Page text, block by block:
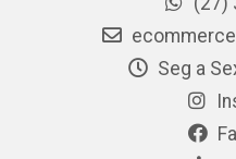
Seg a